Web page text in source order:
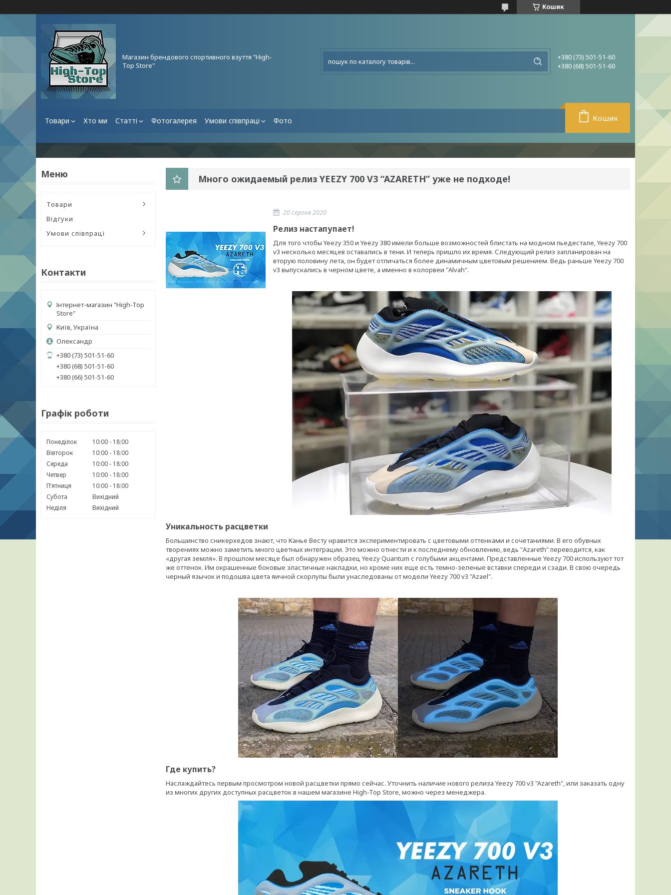
Кошик
Магазин брендового спортивного взуття "High-
Top Store"
+380 (73) 501-51-60
+380 (68) 501-51-60
Товари Хто ми Статті Фотогалерея Умови співпраці Фото Кошик
Товари
Відгуки
Умови співпраці
Контакти
Інтернет-магазин "High-Top
Store"
Київ, Україна
Олександр
+380 (73) 501-51-60
+380 (68) 501-51-60
+380 (66) 501-51-60
Графік роботи
Понеділок 10:00
18:00
Вівторок
10:00
18:00
Середа
10:00
18:00
Четвер
10:00
18:00
Пʼятниця
10:00
18:00
Субота
Вихідний
Неділя
Вихідний
Много ожидаемый релиз YEEZY 700 V3 “AZARETH” уже не подходе!
20 серпня 2020
Релиз настапупает!
Для того чтобы Yeezy 350 и Yeezy 380 имели больше возможностей блистать на модном пьедестале, Yeezy 700
v3 несколько месяцев оставались в тени. И теперь пришло их время. Следующий релиз запланирован на
вторую половину лета, он будет отличаться более динамичным цветовым решением. Ведь раньше Yeezy 700
v3 выпускались в черном цвете, а именно в колорвеи "Alvah".
Уникальность расцветки
Большинство сникерхедов знают, что Канье Весту нравится экспериментировать с цветовыми оттенками и сочетаниями. В его обувных
творениях можно заметить много цветных интеграции. Это можно отнести и к последнему обновлению, ведь "Azareth" переводится, как
«другая земля». В прошлом месяце был обнаружен образец Yeezy Quantum с голубыми акцентами. Представленные Yeezy 700 используют тот
же оттенок. Им окрашенные боковые эластичные накладки, но кроме них еще есть темно-зеленые вставки спереди и сзади. В свою очередь
черный язычок и подошва цвета яичной скорлупы были унаследованы от модели Yeezy 700 v3 "Azael".
Где купить?
Наслаждайтесь первым просмотром новой расцветки прямо сейчас. Уточнить наличие нового релиза Yeezy 700 v3 "Azareth", или заказать одну
из многих других доступных расцветок в нашем магазине High-Top Store, можно через менеджера.